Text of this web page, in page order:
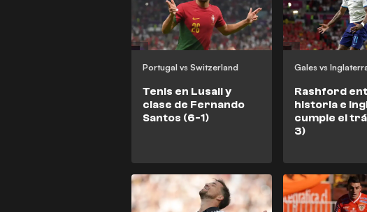
Portugal vs Switzerland
Tenis en Lusail y
clase de Fernando
Santos (6-1)
Gales vs
Rashford
historia e
cumple el
3)